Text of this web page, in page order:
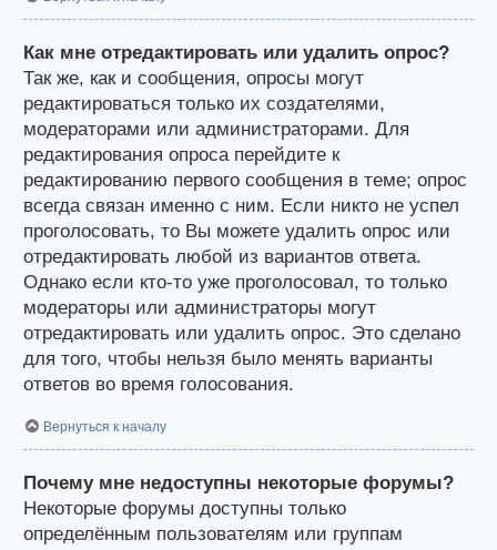
Как мне отредактировать или удалить опрос?
Так же, как и сообщения, опросы могут
редактироваться только их создателями,
модераторами или администраторами. Для
редактирования опроса перейдите к
редактированию первого сообщения в теме; опрос
всегда связан именно с ним. Если никто не успел
проголосовать, то Вы можете удалить опрос или
отредактировать любой из вариантов ответа.
Однако если кто-то уже проголосовал, то только
модераторы или администраторы могут
отредактировать или удалить опрос. Это сделано
для того, чтобы нельзя было менять варианты
ответов во время голосования.
Вернуться к началу
Почему мне недоступны некоторые форумы?
Некоторые форумы доступны только
определённым пользователям или группам